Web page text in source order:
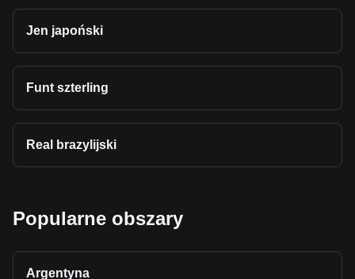
Jen japoński
Funt szterling
Real brazylijski
Popularne obszary
Argentyna